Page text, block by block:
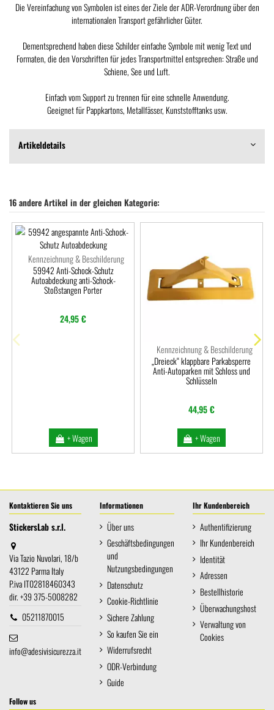
Die Vereinfachung von Symbolen ist eines der Ziele der ADR-Verordnung über den
internationalen Transport gefährlicher Güter.
Dementsprechend haben diese Schilder einfache Symbole mit wenig Text und
Formaten, die den Vorschriften für jedes Transportmittel entsprechen: Straße und
Schiene, See und Luft.
Einfach vom Support zu trennen für eine schnelle Anwendung.
Geeignet für Pappkartons, Metallfässer, Kunststofftanks usw.
Artikeldetails
16 andere Artikel in der gleichen Kategorie:
Kennzeichnung & Beschilderung
59942 Anti-Schock-Schutz
Autoabdeckung anti-Schock-
Stoßstangen Porter
24,95 €
+ Wagen
Kennzeichnung & Beschilderung
„Dreieck“ klappbare Parkabsperre
Anti-Autoparken mit Schloss und
Schlüsseln
44,95 €
+ Wagen
Kontaktieren Sie uns
StickersLab s.r.l.
Via Tazio Nuvolari, 18/b
43122 Parma Italy
P.iva IT02818460343
dir. +39 375-5008282
05211870015
info@adesivisicurezza.it
Informationen
Über uns
Geschäftsbedingungen
und
Nutzungsbedingungen
Datenschutz
Cookie-Richtlinie
Sichere Zahlung
So kaufen Sie ein
Widerrufsrecht
ODR-Verbindung
Guide
Ihr Kundenbereich
Authentifizierung
Ihr Kundenbereich
Identität
Adressen
Bestellhistorie
Überwachungshost
Verwaltung von
Cookies
Follow us